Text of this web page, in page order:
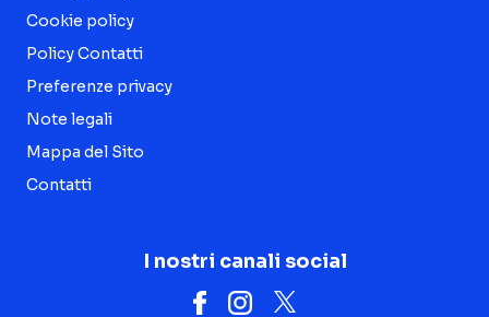
Cookie policy
Policy Contatti
Preferenze privacy
Note legali
Mappa del Sito
Contatti
I nostri canali social